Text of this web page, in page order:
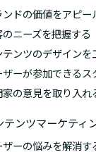
ンドの価値をアピー
のニーズを把握する
テンツのデザインを
ザーが参加できる
家の意見を取り入れ
テンツマーケティ
ザーの悩みを解消す